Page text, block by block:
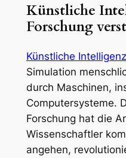
Künstliche
Forschung
Künstliche
Simulation
durch Maschinen,
Computersysteme.
Forschung hat die
Wissenschaftler
angehen,